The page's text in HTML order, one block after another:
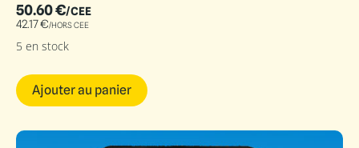
50.60€/CEE
42.17€/HORS CEE
5 en stock
Ajouter au panier